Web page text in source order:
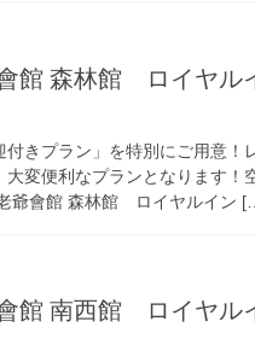
館 森林館 ロイヤル
きプラン」を特別にご用意！
大変便利なプランとなります
爺會館 森林館 ロイヤルイン
館 南西館 ロイヤル